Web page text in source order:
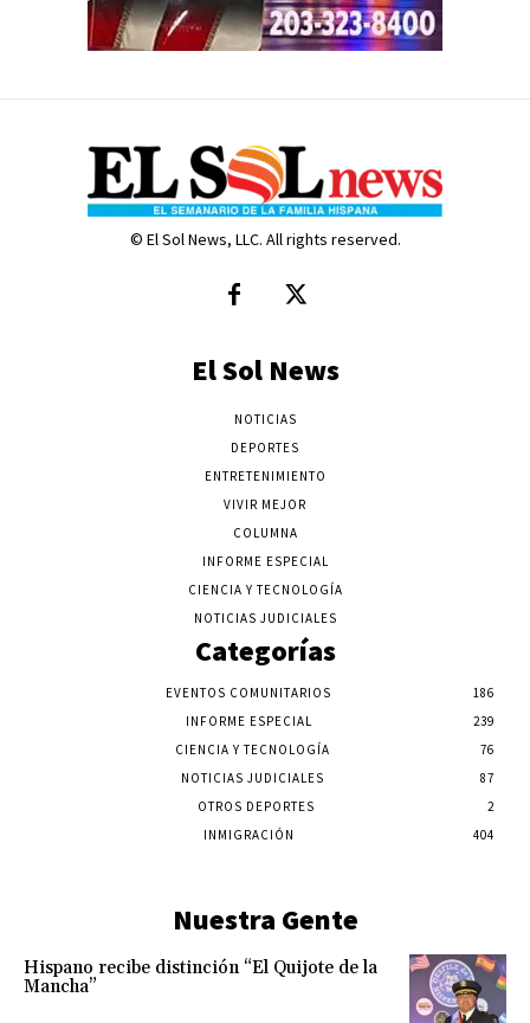
© El Sol News, LLC. All rights reserved.
El Sol News
NOTICIAS
DEPORTES
ENTRETENIMIENTO
VIVIR MEJOR
COLUMNA
INFORME ESPECIAL
CIENCIA Y TECNOLOGÍA
NOTICIAS JUDICIALES
Categorías
EVENTOS COMUNITARIOS
186
INFORME ESPECIAL
239
CIENCIA Y TECNOLOGÍA
76
NOTICIAS JUDICIALES
87
OTROS DEPORTES
2
INMIGRACIÓN
404
Nuestra Gente
Hispano recibe distinción “El Quijote de la
Mancha”